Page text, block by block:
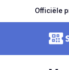
Officiële